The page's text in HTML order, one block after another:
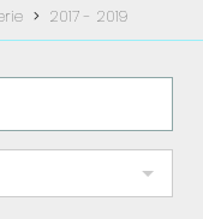
2017 - 2019